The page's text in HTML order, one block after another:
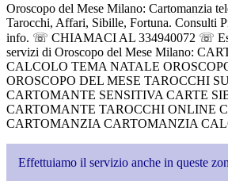
Oroscopo del Mese Milano: Cartomanzia
Tarocchi, Affari, Sibille, Fortuna. Consulti
info. ☏ CHIAMACI AL 334940072 ☏
servizi di Oroscopo del Mese Milano:
CALCOLO TEMA NATALE
OROSCOPO DEL MESE TAROCCHI
CARTOMANTE SENSITIVA CARTE
CARTOMANTE TAROCCHI ONLINE
CARTOMANZIA CARTOMANZIA
Effettuiamo il servizio anche in queste